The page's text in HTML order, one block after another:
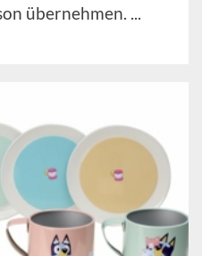
übernehmen. ...